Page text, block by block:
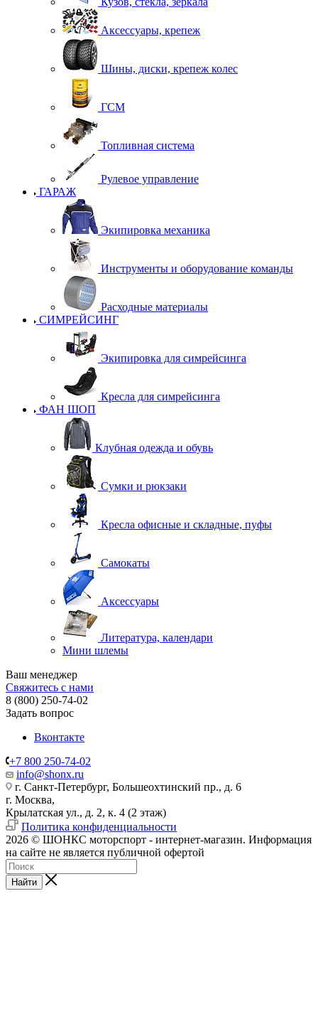
Аксессуары, крепеж
Шины, диски, крепеж колес
ГСМ
Топливная система
Рулевое управление
ГАРАЖ
Экипировка механика
Инструменты и оборудование команды
Расходные материалы
СИМРЕЙСИНГ
Экипировка для симрейсинга
Кресла для симрейсинга
ФАН ШОП
Клубная одежда и обувь
Сумки и рюкзаки
Кресла офисные и складные, пуфы
Самокаты
Аксессуары
Литература, календари
Мини шлемы
Ваш менеджер
Свяжитесь с нами
8 (800) 250-74-02
Задать вопрос
Вконтакте
+7 800 250-74-02
info@shonx.ru
г. Санкт-Петербург, Большеохтинский пр., д. 6
г. Москва,
Крылатская ул., д. 2, к. 4 (2 этаж)
Политика конфиденциальности
2026 © ШОНКС моторспорт - интернет-магазин. Информация
на сайте не является публичной офертой
Найти